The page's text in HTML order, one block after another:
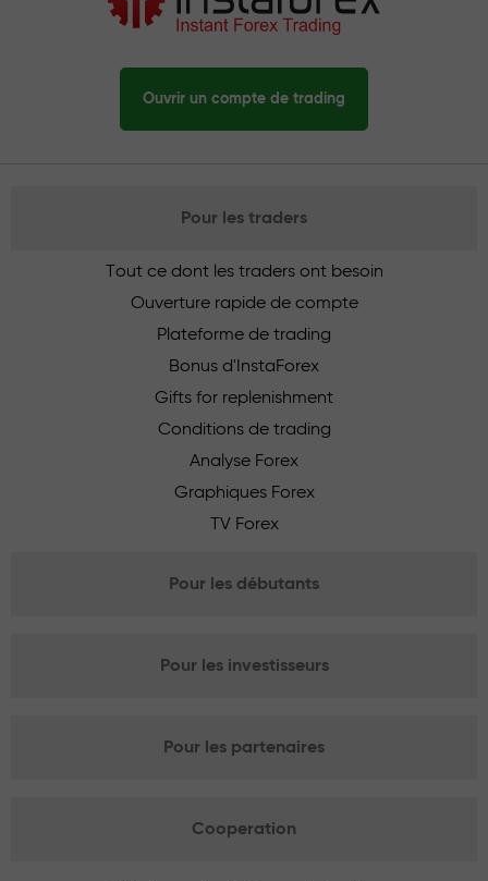
Ouvrir un compte de trading
Pour les traders
Tout ce dont les traders ont besoin
Ouverture rapide de compte
Plateforme de trading
Bonus d'InstaForex
Gifts for replenishment
Conditions de trading
Analyse Forex
Graphiques Forex
TV Forex
Pour les débutants
Pour les investisseurs
Pour les partenaires
Cooperation